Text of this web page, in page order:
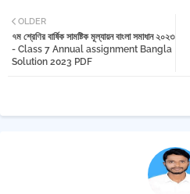
tter
OLDER
৭ম শ্রেণির বার্ষিক সামষ্টিক মূল্যায়ন বাংলা সমাধান ২০২৩
- Class 7 Annual assignment Bangla
Solution 2023 PDF